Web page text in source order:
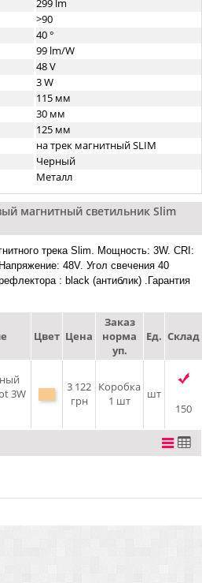
299 lm
>90
40 °
99 lm/W
48 V
3 W
115 мм
30 мм
125 мм
на трек магнитный SLIM
Черный
Металл
магнитный светильник Slim
трека Slim. Мощность: 3W. CRI:
48V. Угол свечения 40
: black (антиблик) .Гарантия
Цвет Цена
Заказ
норма
уп.
Ед. Склад
3W
3 122
грн
Коробка
1 шт
шт
150